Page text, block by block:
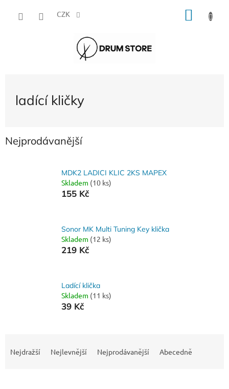
CZK
ladící kličky
Nejprodávanější
MDK2 LADICI KLIC 2KS MAPEX
Skladem (10 ks)
155 Kč
Sonor MK Multi Tuning Key klička
Skladem (12 ks)
219 Kč
Ladící klička
Skladem (11 ks)
39 Kč
Nejdražší Nejlevnější Nejprodávanější Abecedně